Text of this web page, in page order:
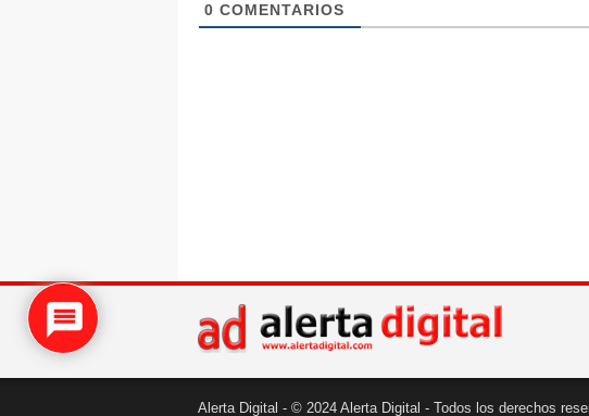
0 COMENTARIOS
Alerta Digital - © 2024 Alerta Digital - Todos los derechos